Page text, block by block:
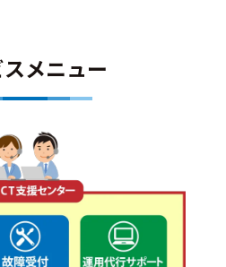
メニュー